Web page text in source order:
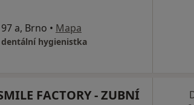
a, Brno • Mapa
hygienistka
FACTORY - ZUBNÍ